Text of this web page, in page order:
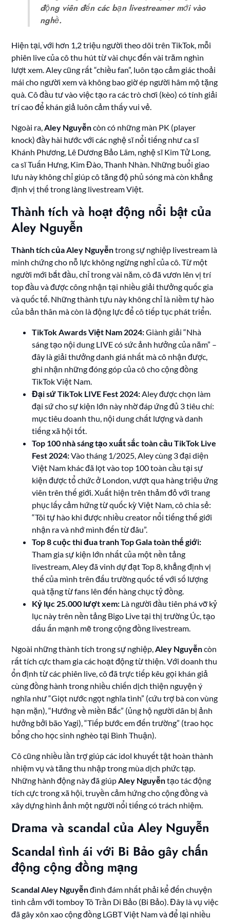
động viên đến các bạn livestreamer mới vào
nghề.
Hiện tại, với hơn 1,2 triệu người theo dõi trên TikTok, mỗi
phiên live của cô thu hút từ vài chục đến vài trăm nghìn
lượt xem. Aley cũng rất “chiều fan”, luôn tạo cảm giác thoải
mái cho người xem và không bao giờ ép người hâm mộ tặng
quà. Cô đầu tư vào việc tạo ra các trò chơi (kèo) có tính giải
trí cao để khán giả luôn cảm thấy vui vẻ.
Ngoài ra,Aley Nguyễncòn có những màn PK (player
knock) đầy hài hước với các nghệ sĩ nổi tiếng như ca sĩ
Khánh Phương, Lê Dương Bảo Lâm, nghệ sĩ Kim Tử Long,
ca sĩ Tuấn Hưng, Kim Đào, Thanh Nhàn. Những buổi giao
lưu này không chỉ giúp cô tăng độ phủ sóng mà còn khẳng
định vị thế trong làng livestream Việt.
Thành tích và hoạt động nổi bật của
Aley Nguyễn
Thành tích của Aley Nguyễntrong sự nghiệp livestream là
minh chứng cho nỗ lực không ngừng nghỉ của cô. Từ một
người mới bắt đầu, chỉ trong vài năm, cô đã vươn lên vị trí
top đầu và được công nhận tại nhiều giải thưởng quốc gia
và quốc tế. Những thành tựu này không chỉ là niềm tự hào
của bản thân mà còn là động lực để cô tiếp tục phát triển.
TikTok Awards Việt Nam 2024:Giành giải “Nhà
sáng tạo nội dung LIVE có sức ảnh hưởng của năm” –
đây là giải thưởng danh giá nhất mà cô nhận được,
ghi nhận những đóng góp của cô cho cộng đồng
TikTok Việt Nam.
Đại sứ TikTok LIVE Fest 2024:Aley được chọn làm
đại sứ cho sự kiện lớn này nhờ đáp ứng đủ 3 tiêu chí:
mục tiêu doanh thu, nội dung chất lượng và danh
tiếng xã hội tốt.
Top 100 nhà sáng tạo xuất sắc toàn cầu TikTok Live
Fest 2024:Vào tháng 1/2025, Aley cùng 3 đại diện
Việt Nam khác đã lọt vào top 100 toàn cầu tại sự
kiện được tổ chức ở London, vượt qua hàng triệu ứng
viên trên thế giới. Xuất hiện trên thảm đỏ với trang
phục lấy cảm hứng từ quốc kỳ Việt Nam, cô chia sẻ:
“Tôi tự hào khi được nhiều creator nổi tiếng thế giới
nhận ra và nhớ mình đến từ đâu”.
Top 8 cuộc thi đua tranh Top Gala toàn thế giới:
Tham gia sự kiện lớn nhất của một nền tảng
livestream, Aley đã vinh dự đạt Top 8, khẳng định vị
thế của mình trên đấu trường quốc tế với số lượng
quà tặng từ fans lên đến hàng chục tỷ đồng.
Kỷ lục 25.000 lượt xem: Là người đầu tiên phá vỡ kỷ
lục này trên nền tảng Bigo Live tại thị trường Úc, tạo
dấu ấn mạnh mẽ trong cộng đồng livestream.
Ngoài những thành tích trong sự nghiệp,Aley Nguyễncòn
rất tích cực tham gia các hoạt động từ thiện. Với doanh thu
ổn định từ các phiên live, cô đã trực tiếp kêu gọi khán giả
cùng đồng hành trong nhiều chiến dịch thiện nguyện ý
nghĩa như “Giọt nước ngọt nghĩa tình” (cứu trợ bà con vùng
hạn mặn), “Hướng về miền Bắc” (ủng hộ người dân bị ảnh
hưởng bởi bão Yagi), “Tiếp bước em đến trường” (trao học
bổng cho học sinh nghèo tại Bình Thuận).
Cô cũng nhiều lần trợ giúp các idol khuyết tật hoàn thành
nhiệm vụ và tăng thu nhập trong mùa dịch phức tạp.
Những hành động này đã giúpAley Nguyễntạo tác động
tích cực trong xã hội, truyền cảm hứng cho cộng đồng và
xây dựng hình ảnh một người nổi tiếng có trách nhiệm.
Drama và scandal của Aley Nguyễn
Scandal tình ái với Bi Bảo gây chấn
động cộng đồng mạng
Scandal Aley Nguyễnđình đám nhất phải kể đến chuyện
tình cảm với tomboy Tô Trần Di Bảo (Bi Bảo). Đây là vụ việc
đã gây xôn xao cộng đồng LGBT Việt Nam và để lại nhiều